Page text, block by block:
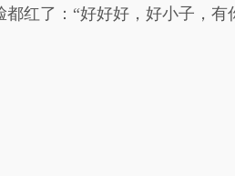
红了：“好好好，好小子，